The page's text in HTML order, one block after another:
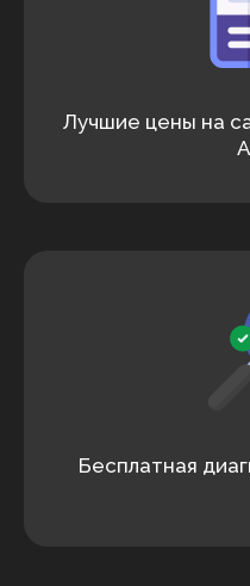
Лучшие цены на
Бесплатная